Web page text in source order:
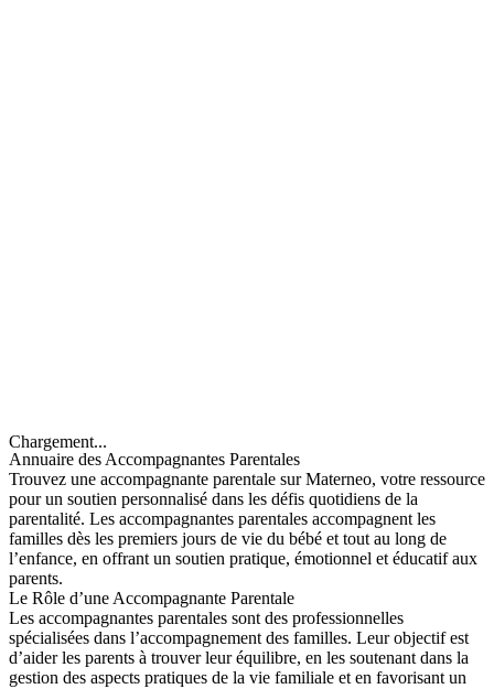
Chargement...
Annuaire des Accompagnantes Parentales
Trouvez une accompagnante parentale sur Materneo, votre ressource
pour un soutien personnalisé dans les défis quotidiens de la
parentalité. Les accompagnantes parentales accompagnent les
familles dès les premiers jours de vie du bébé et tout au long de
l’enfance, en offrant un soutien pratique, émotionnel et éducatif aux
parents.
Le Rôle d’une Accompagnante Parentale
Les accompagnantes parentales sont des professionnelles
spécialisées dans l’accompagnement des familles. Leur objectif est
d’aider les parents à trouver leur équilibre, en les soutenant dans la
gestion des aspects pratiques de la vie familiale et en favorisant un